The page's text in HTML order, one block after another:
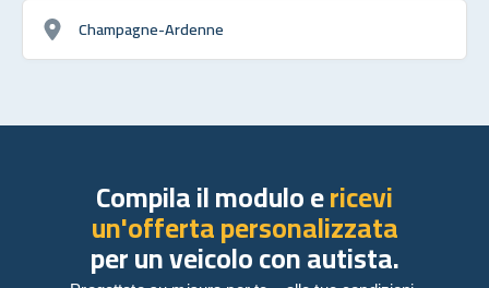
Champagne-Ardenne
Compila il modulo ericevi
un'offerta personalizzata
per un veicolo con autista.